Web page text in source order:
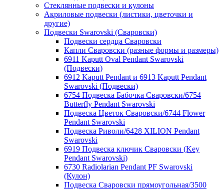
Стеклянные подвески и кулоны
Акриловые подвески (листики, цветочки и
другие)
Подвески Swarovski (Сваровски)
Подвески сердца Сваровски
Капли Сваровски (разные формы и размеры)
6911 Kaputt Oval Pendant Swarovski
(Подвески)
6912 Kaputt Pendant и 6913 Kaputt Pendant
Swarovski (Подвески)
6754 Подвеска Бабочка Сваровски/6754
Butterfly Pendant Swarovski
Подвеска Цветок Сваровски/6744 Flower
Pendant Swarovski
Подвеска Риволи/6428 XILION Pendant
Swarovski
6919 Подвеска ключик Сваровски (Key
Pendant Swarovski)
6730 Radiolarian Pendant PF Swarovski
(Кулон)
Подвеска Сваровски прямоугольная/3500